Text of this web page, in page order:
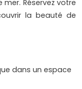
Réservez votre
la beauté de
dans un espace